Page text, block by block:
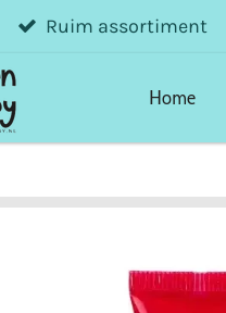
Ruim assortiment
Home